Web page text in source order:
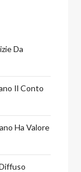
Da
Il Conto
Ha Valore